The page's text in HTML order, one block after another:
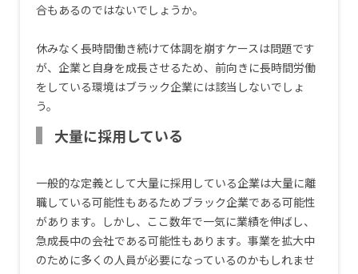
合もあるのではないでしょうか。
休みなく長時間働き続けて体調を崩すケースは問題です
が、企業と自身を成長させるため、前向きに長時間労働
をしている環境はブラック企業には該当しないでしょ
う。
大量に採用している
一般的な定義として大量に採用している企業は大量に離
職している可能性もあるためブラック企業である可能性
があります。しかし、ここ数年で一気に業績を伸ばし、
急成長中の会社である可能性もあります。事業を拡大中
のために多くの人員が必要になっているのかもしれませ